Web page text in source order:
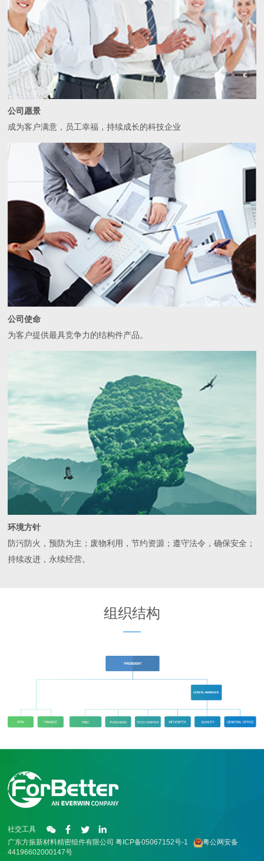
公司愿景
成为客户满意，员工幸福，持续成长的科技企业
公司使命
为客户提供最具竞争力的结构件产品。
环境方针
防污防火，预防为主；废物利用，节约资源；遵守法令，确保安全；
持续改进，永续经营。
组织结构
社交工具
广东方振新材料精密组件有限公司 粤ICP备05067152号-1
粤公网安备
44196602000147号